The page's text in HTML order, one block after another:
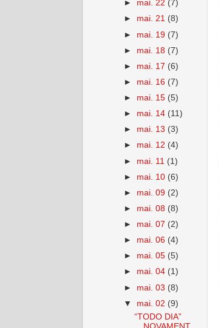
► mai. 22 (7)
► mai. 21 (8)
► mai. 19 (7)
► mai. 18 (7)
► mai. 17 (6)
► mai. 16 (7)
► mai. 15 (5)
► mai. 14 (11)
► mai. 13 (3)
► mai. 12 (4)
► mai. 11 (1)
► mai. 10 (6)
► mai. 09 (2)
► mai. 08 (8)
► mai. 07 (2)
► mai. 06 (4)
► mai. 05 (5)
► mai. 04 (1)
► mai. 03 (8)
▼ mai. 02 (9)
“TODO DIA”